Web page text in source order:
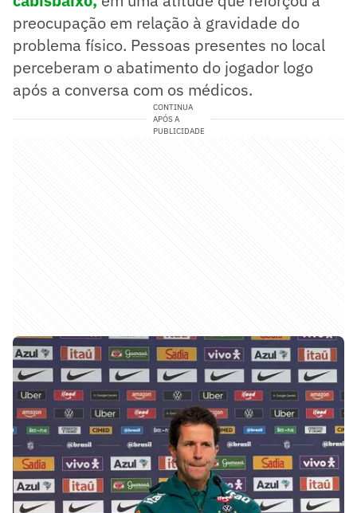
preocupação em relação à gravidade do
problema físico. Pessoas presentes no local
perceberam o abatimento do jogador logo
após a conversa com os médicos.
CONTINUA
APÓS A
PUBLICIDADE